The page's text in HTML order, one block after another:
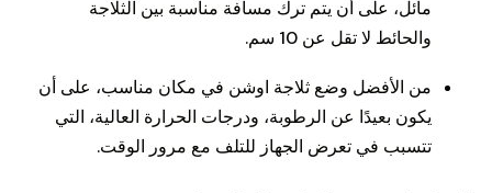
مائل، على أن يتم ترك مسافة مناسبة بين الثلاجة
والحائط لا تقل عن 10 سم.
من الأفضل وضع ثلاجة اوشن في مكان مناسب، على أن
يكون بعيدًا عن الرطوبة، ودرجات الحرارة العالية، التي
تتسبب في تعرض الجهاز للتلف مع مرور الوقت.